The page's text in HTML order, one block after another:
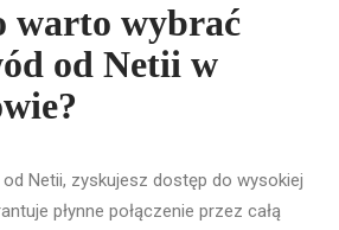
warto wybrać
od Netii w
Netii, zyskujesz dostęp do wysokiej
płynne połączenie przez całą